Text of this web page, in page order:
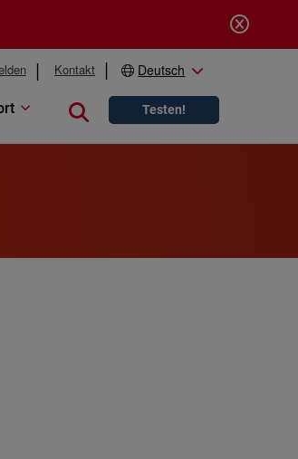
Kontakt Deutsch
Close search
Testen!